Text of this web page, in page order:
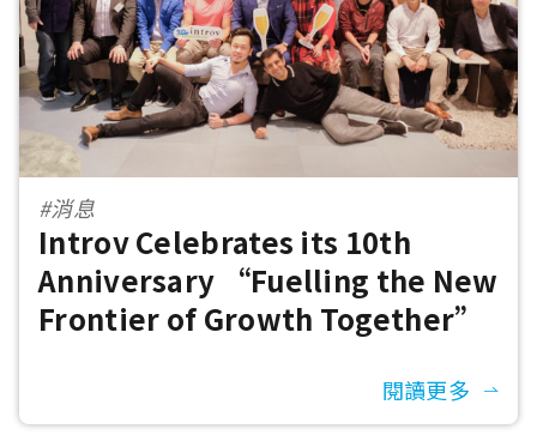
#消息
Introv Celebrates its 10th
Anniversary “Fuelling the New
Frontier of Growth Together”
閱讀更多